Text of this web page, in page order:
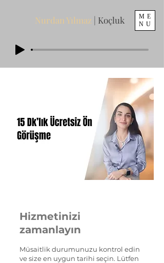
ME
NU
Nurdan Yılmaz | Koçluk
Hizmetinizi
zamanlayın
Müsaitlik durumunuzu kontrol edin
ve size en uygun tarihi seçin. Lütfen